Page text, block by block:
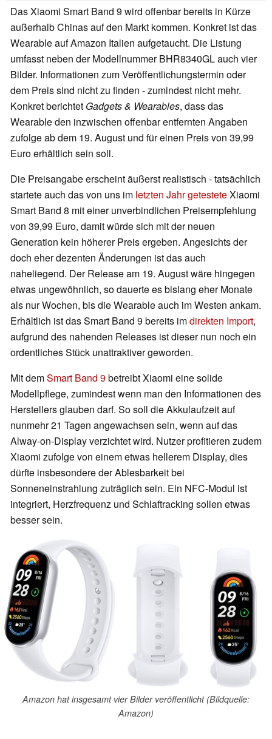
Das Xiaomi Smart Band 9 wird offenbar bereits in Kürze
außerhalb Chinas auf den Markt kommen. Konkret ist das
Wearable auf Amazon Italien aufgetaucht. Die Listung
umfasst neben der Modellnummer BHR8340GL auch vier
Bilder. Informationen zum Veröffentlichungstermin oder
dem Preis sind nicht zu finden - zumindest nicht mehr.
Konkret berichtet Gadgets & Wearables, dass das
Wearable den inzwischen offenbar entfernten Angaben
zufolge ab dem 19. August und für einen Preis von 39,99
Euro erhältlich sein soll.
Die Preisangabe erscheint äußerst realistisch - tatsächlich
startete auch das von uns im letzten Jahr getesteteXiaomi
Smart Band 8 mit einer unverbindlichen Preisempfehlung
von 39,99 Euro, damit würde sich mit der neuen
Generation kein höherer Preis ergeben. Angesichts der
doch eher dezenten Änderungen ist das auch
naheliegend. Der Release am 19. August wäre hingegen
etwas ungewöhnlich, so dauerte es bislang eher Monate
als nur Wochen, bis die Wearable auch im Westen ankam.
Erhältlich ist das Smart Band 9 bereits imdirekten Import,
aufgrund des nahenden Releases ist dieser nun noch ein
ordentliches Stück unattraktiver geworden.
Mit demSmart Band 9betreibt Xiaomi eine solide
Modellpflege, zumindest wenn man den Informationen des
Herstellers glauben darf. So soll die Akkulaufzeit auf
nunmehr 21 Tagen angewachsen sein, wenn auf das
Alway-on-Display verzichtet wird. Nutzer profitieren zudem
Xiaomi zufolge von einem etwas hellerem Display, dies
dürfte insbesondere der Ablesbarkeit bei
Sonneneinstrahlung zuträglich sein. Ein NFC-Modul ist
integriert, Herzfrequenz und Schlaftracking sollen etwas
besser sein.
Amazon hat insgesamt vier Bilder veröffentlicht (Bildquelle:
Amazon)